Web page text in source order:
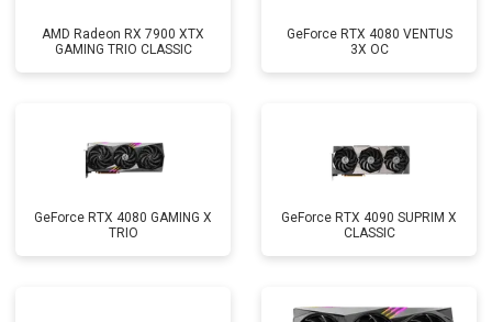
AMD Radeon RX 7900 XTX
GAMING TRIO CLASSIC
GeForce RTX 4080 VENTUS
3X OC
GeForce RTX 4080 GAMING X
TRIO
GeForce RTX 4090 SUPRIM X
CLASSIC